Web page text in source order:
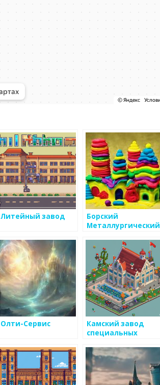
Литейный завод
Борский
Металлургический
Олти-Сервис
Камский завод
специальных